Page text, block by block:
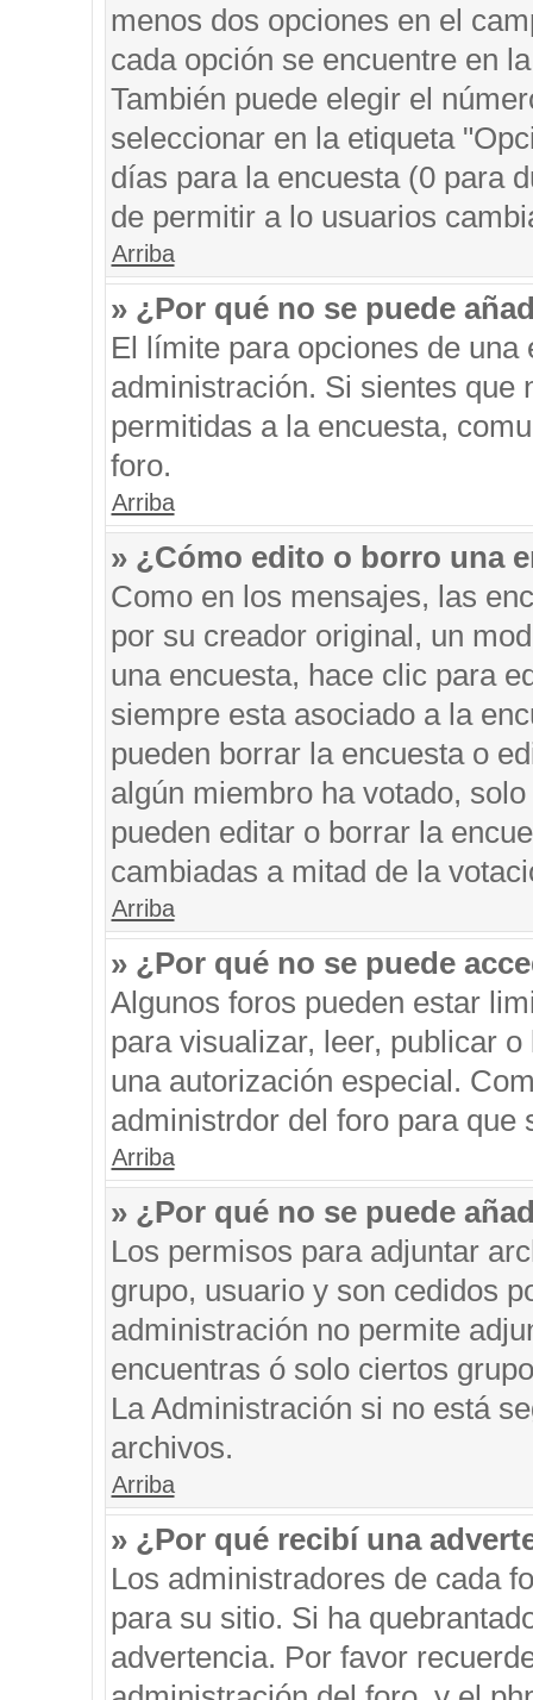
menos dos opciones en el
cada opción se encuentre en
También puede elegir el
seleccionar en la etiqueta
días para la encuesta (0 para
de permitir a lo usuarios
Arriba
» ¿Por qué no se puede
El límite para opciones de una
administración. Si sientes que
permitidas a la encuesta,
foro.
Arriba
» ¿Cómo edito o borro una
Como en los mensajes, las
por su creador original, un
una encuesta, hace clic para
siempre esta asociado a la
pueden borrar la encuesta o
algún miembro ha votado,
pueden editar o borrar la
cambiadas a mitad de la
Arriba
» ¿Por qué no se puede
Algunos foros pueden estar
para visualizar, leer, publicar
una autorización especial.
administrdor del foro para que
Arriba
» ¿Por qué no se puede
Los permisos para adjuntar
grupo, usuario y son cedidos
administración no permite
encuentras ó solo ciertos
La Administración si no está
archivos.
Arriba
» ¿Por qué recibí una
Los administradores de cada
para su sitio. Si ha
advertencia. Por favor